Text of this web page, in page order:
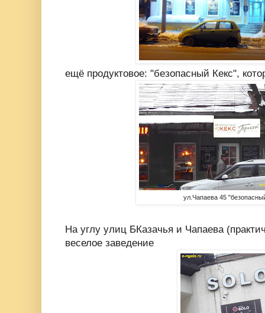
ещё продуктовое: "безопасный Кекс",
ул.Чапаева 45
На углу улиц БКазачья и Чапаева
веселое заведение